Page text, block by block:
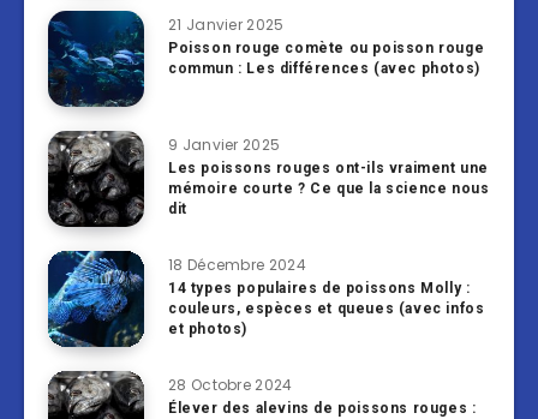
21 Janvier 2025
Poisson rouge comète ou poisson rouge
commun : Les différences (avec photos)
9 Janvier 2025
Les poissons rouges ont-ils vraiment une
mémoire courte ? Ce que la science nous
dit
18 Décembre 2024
14 types populaires de poissons Molly :
couleurs, espèces et queues (avec infos
et photos)
28 Octobre 2024
Élever des alevins de poissons rouges :